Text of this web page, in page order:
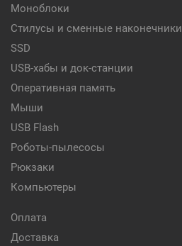
Моноблоки
Стилусы и сменные наконечники
SSD
USB-хабы и док-станции
Оперативная память
Мыши
USB Flash
Роботы-пылесосы
Рюкзаки
Компьютеры
Оплата
Доставка